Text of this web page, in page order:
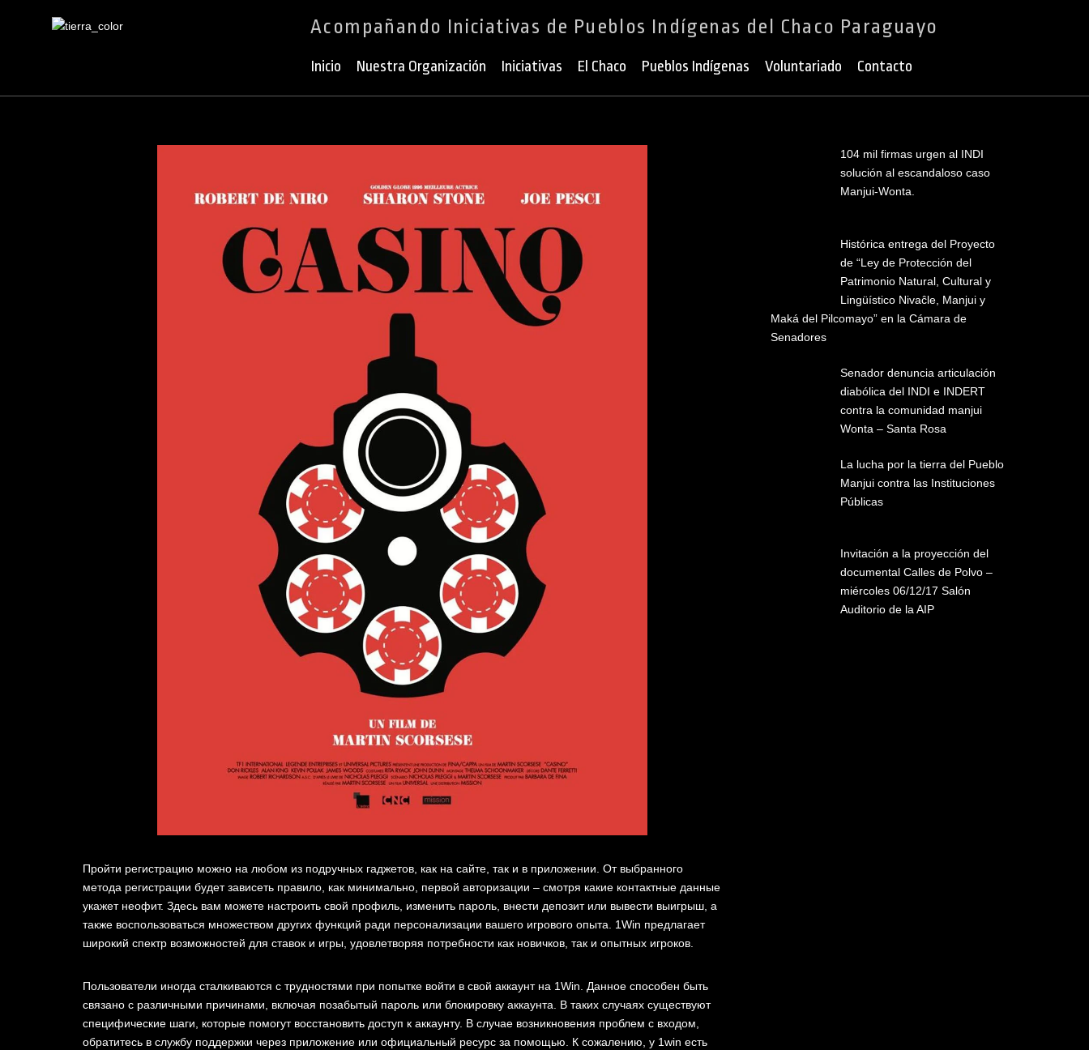
Acompañando Iniciativas de Pueblos Indígenas del Chaco Paraguayo
Inicio Nuestra Organización Iniciativas El Chaco Pueblos Indígenas Voluntariado Contacto
Пройти регистрацию можно на любом из подручных гаджетов, как на сайте, так и в приложении. От выбранного
метода регистрации будет зависеть правило, как минимально, первой авторизации – смотря какие контактные данные
укажет неофит. Здесь вам можете настроить свой профиль, изменить пароль, внести депозит или вывести выигрыш, а
также воспользоваться множеством других функций ради персонализации вашего игрового опыта. 1Win предлагает
широкий спектр возможностей для ставок и игры, удовлетворяя потребности как новичков, так и опытных игроков.
Пользователи иногда сталкиваются с трудностями при попытке войти в свой аккаунт на 1Win. Данное способен быть
связано с различными причинами, включая позабытый пароль или блокировку аккаунта. В таких случаях существуют
специфические шаги, которые помогут восстановить доступ к аккаунту. В случае возникновения проблем с входом,
обратитесь в службу поддержки через приложение или официальный ресурс за помощью. К сожалению, у 1win есть
104 mil firmas urgen al INDI
solución al escandaloso caso
Manjui-Wonta.
Histórica entrega del Proyecto
de “Ley de Protección del
Patrimonio Natural, Cultural y
Lingüístico Nivaĉle, Manjui y
Maká del Pilcomayo” en la Cámara de
Senadores
Senador denuncia articulación
diabólica del INDI e INDERT
contra la comunidad manjui
Wonta – Santa Rosa
La lucha por la tierra del Pueblo
Manjui contra las Instituciones
Públicas
Invitación a la proyección del
documental Calles de Polvo –
miércoles 06/12/17 Salón
Auditorio de la AIP